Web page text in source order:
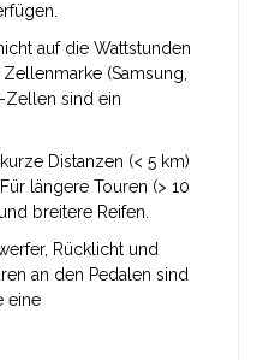
auf die Wattstunden
(Samsung,
Zellen sind ein
Distanzen (< 5 km)
längere Touren (> 10
breitere Reifen.
Rücklicht und
an den Pedalen sind
eine